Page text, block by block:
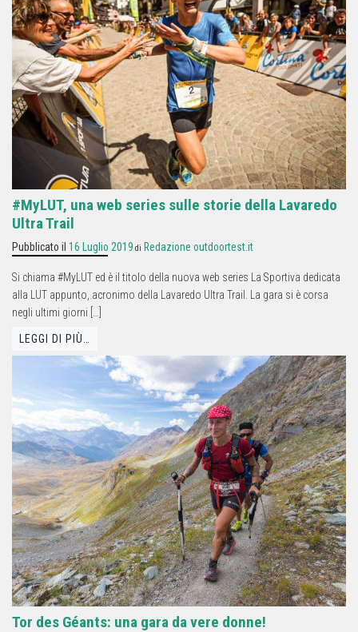
#MyLUT, una web series sulle storie della Lavaredo
Ultra Trail
Pubblicato il 16 Luglio 2019 di Redazione outdoortest.it
Si chiama #MyLUT ed è il titolo della nuova web series La Sportiva dedicata
alla LUT appunto, acronimo della Lavaredo Ultra Trail. La gara si è corsa
negli ultimi giorni […]
LEGGI DI PIÙ…
Tor des Géants: una gara da vere donne!